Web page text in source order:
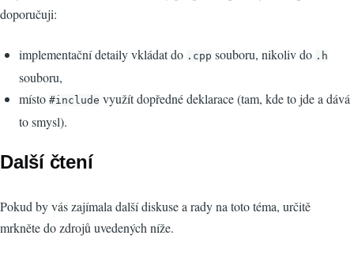
doporučuji:
implementační detaily vkládat do .cpp souboru, nikoliv do .h
souboru,
místo #include využít dopředné deklarace (tam, kde to jde a dává
to smysl).
Další čtení
Pokud by vás zajímala další diskuse a rady na toto téma, určitě
mrkněte do zdrojů uvedených níže.